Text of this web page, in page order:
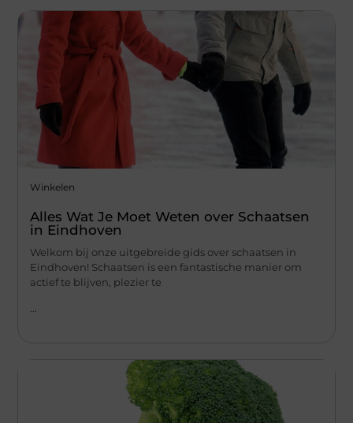
Winkelen
Alles Wat Je Moet Weten over Schaatsen
in Eindhoven
Welkom bij onze uitgebreide gids over schaatsen in
Eindhoven! Schaatsen is een fantastische manier om
actief te blijven, plezier te
...